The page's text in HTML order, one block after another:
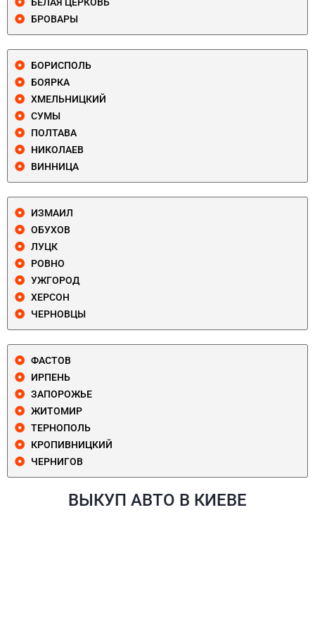
БРОВАРЫ
БОРИСПОЛЬ
БОЯРКА
ХМЕЛЬНИЦКИЙ
СУМЫ
ПОЛТАВА
НИКОЛАЕВ
ВИННИЦА
ИЗМАИЛ
ОБУХОВ
ЛУЦК
РОВНО
УЖГОРОД
ХЕРСОН
ЧЕРНОВЦЫ
ФАСТОВ
ИРПЕНЬ
ЗАПОРОЖЬЕ
ЖИТОМИР
ТЕРНОПОЛЬ
КРОПИВНИЦКИЙ
ЧЕРНИГОВ
ВЫКУП АВТО В КИЕВЕ